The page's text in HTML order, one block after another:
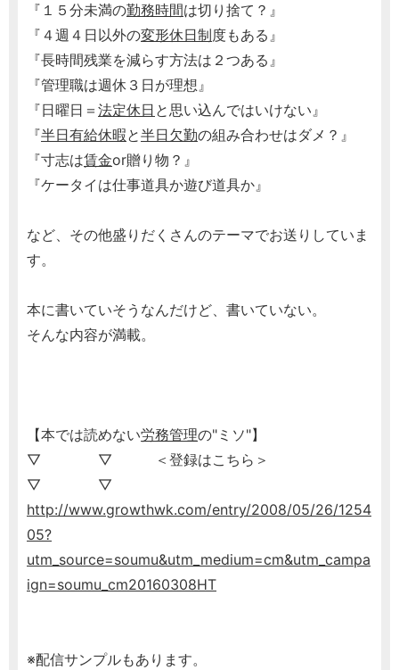
『１５分未満の勤務時間は切り捨て？』
『４週４日以外の変形休日制度もある』
『長時間残業を減らす方法は２つある』
『管理職は週休３日が理想』
『日曜日＝ 法定休日 と思い込んではいけない』
『半日有給休暇と半日欠勤の組み合わせはダメ？』
『寸志は賃金or贈り物？』
『ケータイは仕事道具か遊び道具か』
など、その他盛りだくさんのテーマでお送りしていま
す。
本に書いていそうなんだけど、書いていない。
そんな内容が満載。
【本では読めない労務管理の"ミソ"】
▽ ▽ ＜登録はこちら＞
▽ ▽
http://www.growthwk.com/entry/2008/05/26/1254
05?
utm_source=soumu&utm_medium=cm&utm_campa
ign=soumu_cm20160308HT
※配信サンプルもあります。